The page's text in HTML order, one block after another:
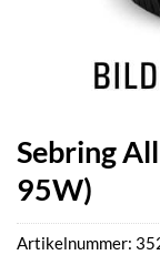
Sebring
95W)
Artikelnummer: